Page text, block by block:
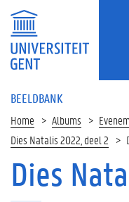
BEELDBANK
Home Albums
Dies Natalis 2022, deel 2
Dies